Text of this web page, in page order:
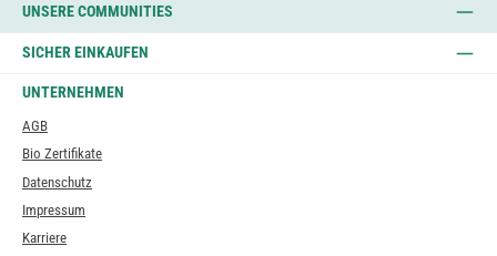
UNSERE COMMUNITIES
SICHER EINKAUFEN
UNTERNEHMEN
AGB
Bio Zertifikate
Datenschutz
Impressum
Karriere